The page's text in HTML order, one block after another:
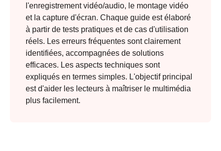
l'enregistrement vidéo/audio, le montage vidéo
et la capture d'écran. Chaque guide est élaboré
à partir de tests pratiques et de cas d'utilisation
réels. Les erreurs fréquentes sont clairement
identifiées, accompagnées de solutions
efficaces. Les aspects techniques sont
expliqués en termes simples. L'objectif principal
est d'aider les lecteurs à maîtriser le multimédia
plus facilement.